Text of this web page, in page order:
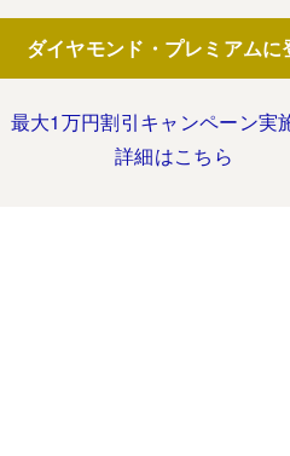
ダイヤモンド・プレミアムに
最大1万円割引キャンペーン実
詳細はこちら